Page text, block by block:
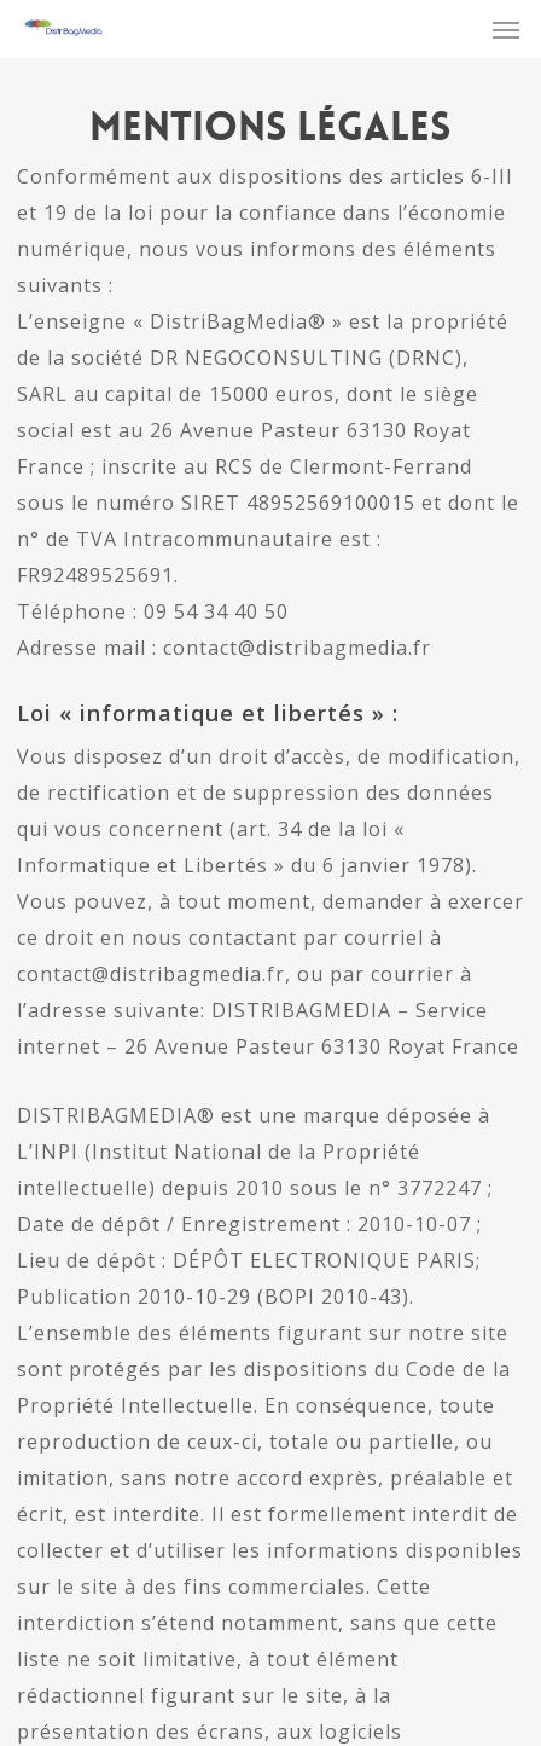
Skip
Mentions Légales
Conformément aux dispositions des articles 6-III
et 19 de la loi pour la confiance dans l’économie
numérique, nous vous informons des éléments
suivants :
L’enseigne « DistriBagMedia® » est la propriété
de la société DR NEGOCONSULTING (DRNC),
SARL au capital de 15000 euros, dont le siège
social est au 26 Avenue Pasteur 63130 Royat
France ; inscrite au RCS de Clermont-Ferrand
sous le numéro SIRET 48952569100015 et dont le
n° de TVA Intracommunautaire est :
FR92489525691.
Téléphone : 09 54 34 40 50
Adresse mail : contact@distribagmedia.fr
Loi « informatique et libertés » :
Vous disposez d’un droit d’accès, de modification,
de rectification et de suppression des données
qui vous concernent (art. 34 de la loi «
Informatique et Libertés » du 6 janvier 1978).
Vous pouvez, à tout moment, demander à exercer
ce droit en nous contactant par courriel à
contact@distribagmedia.fr, ou par courrier à
l’adresse suivante: DISTRIBAGMEDIA – Service
internet – 26 Avenue Pasteur 63130 Royat France
DISTRIBAGMEDIA® est une marque déposée à
L’INPI (Institut National de la Propriété
intellectuelle) depuis 2010 sous le n° 3772247 ;
Date de dépôt / Enregistrement : 2010-10-07 ;
Lieu de dépôt : DÉPÔT ELECTRONIQUE PARIS;
Publication 2010-10-29 (BOPI 2010-43).
L’ensemble des éléments figurant sur notre site
sont protégés par les dispositions du Code de la
Propriété Intellectuelle. En conséquence, toute
reproduction de ceux-ci, totale ou partielle, ou
imitation, sans notre accord exprès, préalable et
écrit, est interdite. Il est formellement interdit de
collecter et d’utiliser les informations disponibles
sur le site à des fins commerciales. Cette
interdiction s’étend notamment, sans que cette
liste ne soit limitative, à tout élément
rédactionnel figurant sur le site, à la
présentation des écrans, aux logiciels